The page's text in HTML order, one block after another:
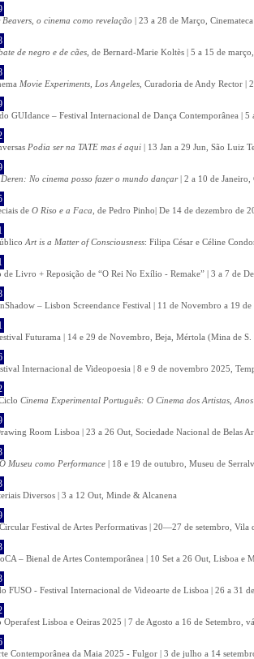
Beavers, o cinema como revelação | 23 a 28 de Março,
de negro e de cães , de Bernard-Marie Koltès | 5 a 15 de
Movie Experiments, Los Angeles , Curadoria de Andy Rector
GUIdance – Festival Internacional de Dança Contemporânea |
Podia ser na TATE mas é aqui | 13 Jan a 29 Jun, São Luiz
No cinema posso fazer o mundo dançar| 2 a 10 de Janeiro,
de O Riso e a Faca , de Pedro Pinho| De 14 de dezembro de
Art is a Matter of Consciousness: Filipa César e Céline
de Livro + Reposição de “O Rei No Exílio - Remake” | 3 a 7 de
– Lisbon Screendance Festival | 11 de Novembro a 19
Futurama | 14 e 29 de Novembro, Beja, Mértola (Mina de
Internacional de Videopoesia | 8 e 9 de novembro 2025,
Cinema Experimental Português: O Cinema dos Artistas,
Room Lisboa | 23 a 26 Out, Sociedade Nacional de Belas
O Museu como Performance | 18 e 19 de outubro, Museu de
Diversos | 3 a 12 Out, Minde & Alcanena
Festival de Artes Performativas | 20—27 de setembro, Vila
– Bienal de Artes Contemporânea | 10 Set a 26 Out, Lisboa e
FUSO - Festival Internacional de Videoarte de Lisboa | 26 a 31
Operafest Lisboa e Oeiras 2025 | 7 de Agosto a 16 de Setembro,
Contemporânea da Maia 2025 - Fulgor | 3 de julho a 14